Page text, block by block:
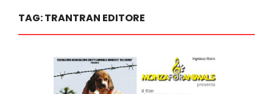
TAG:TRANTRAN EDITORE